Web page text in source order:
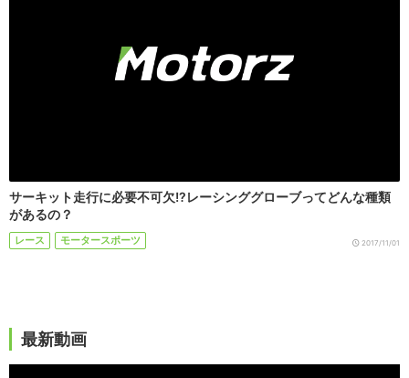
サーキット走行に必要不可欠!?レーシンググローブってどんな種類
があるの？
レース モータースポーツ 2017/11/01
最新動画